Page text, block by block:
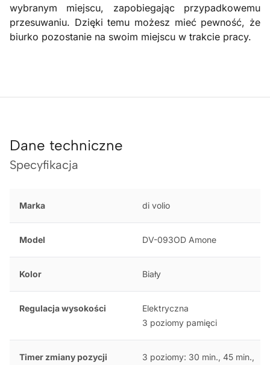
wybranym miejscu, zapobiegając przypadkowemu
przesuwaniu. Dzięki temu możesz mieć pewność, że
biurko pozostanie na swoim miejscu w trakcie pracy.
Dane techniczne
Specyfikacja
Marka di volio
Model DV-093OD Amone
Kolor Biały
Regulacja wysokości
Elektryczna
3 poziomy pamięci
Timer zmiany pozycji
3 poziomy: 30 min., 45 min.,